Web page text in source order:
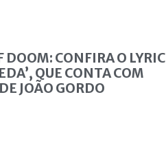
DOOM: CONFIRA O LYRIC
QUE CONTA COM
JOÃO GORDO